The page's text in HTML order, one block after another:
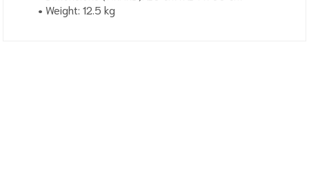
• Weight: 12.5 kg